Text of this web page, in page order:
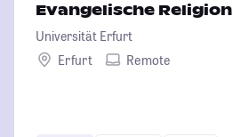
Evangelische Religion
Universität Erfurt
Erfurt
Remote